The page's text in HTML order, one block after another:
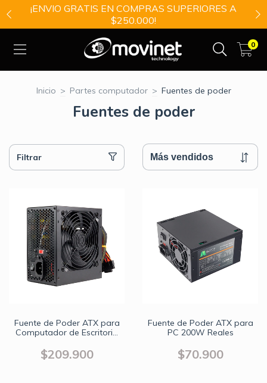
¡ENVIO GRATIS EN COMPRAS SUPERIORES A
$250.000!
0
Inicio > Partes computador > Fuentes de poder
Fuentes de poder
Filtrar
Fuente de Poder ATX para
Computador de Escritorio
$209.900
Fuente de Poder ATX para
PC 200W Reales
$70.900